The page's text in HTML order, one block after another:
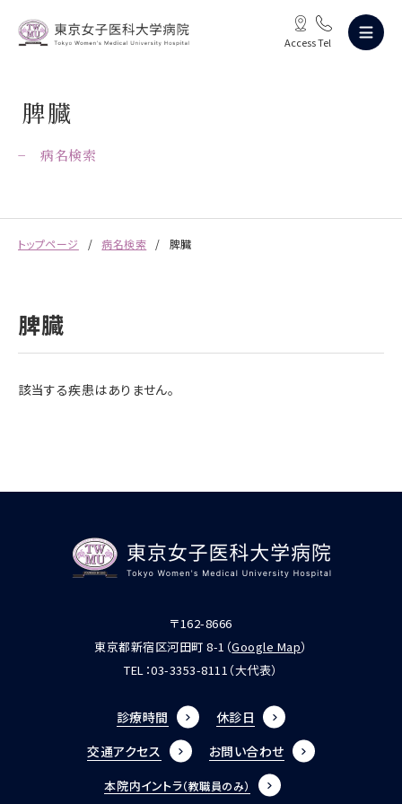
AccessTel
脾臓
病名検索
トップページ 病名検索 脾臓
脾臓
該当する疾患はありません。
〒162-8666
東京都新宿区河田町 8-1（Google Map）
TEL：03-3353-8111 （大代表）
診療時間
休診日
交通アクセス
お問い合わせ
本院内イントラ（教職員のみ）